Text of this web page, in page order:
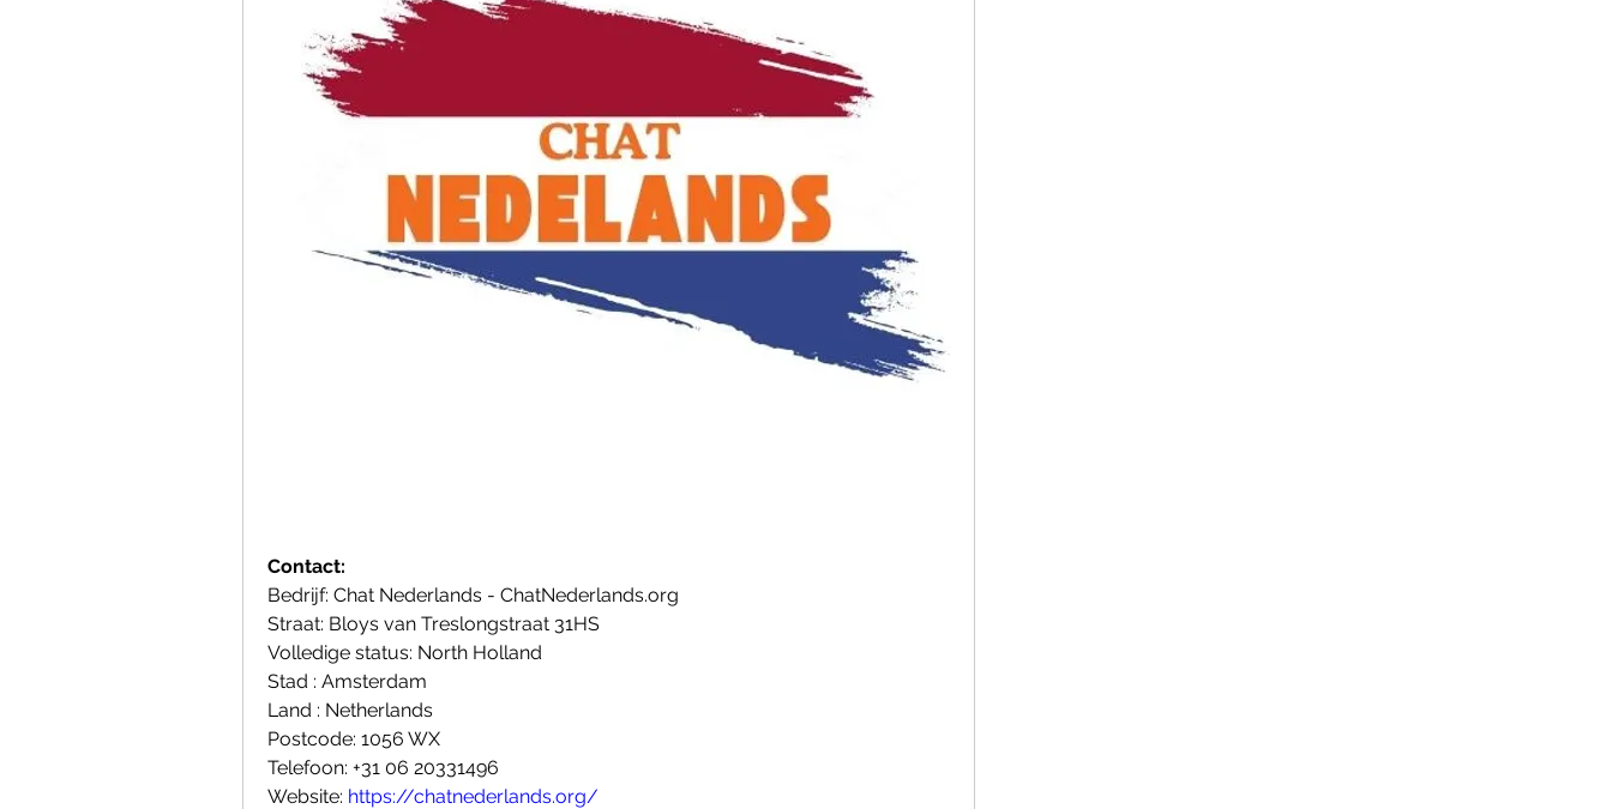
Contact:
Bedrijf: Chat Nederlands - ChatNederlands.org
Straat: Bloys van Treslongstraat 31HS
Volledige status: North Holland
Stad : Amsterdam
Land : Netherlands
Postcode: 1056 WX
Telefoon: +31 06 20331496
Website: https://chatnederlands.org/